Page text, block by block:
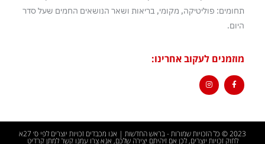
תחומים: פוליטיקה, מקומי, בריאות ושאר הנושאים החמים שעל סדר
היום.
מוזמנים לעקוב אחרינו:
2023 © כל הזכויות שמורות - בראש החדשות | אנו מכבדים זכויות יוצרים לפי ס׳ 27א
לחוק זכויות יוצרים, לכן אם זיהיתם יצירה שלכם, אנא צרו עמנו קשר למתן קרדיט